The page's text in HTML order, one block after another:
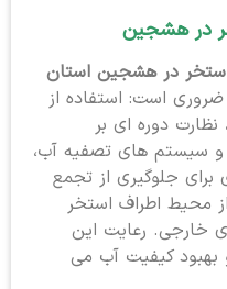
در هشجین
در هشجین استان
است: استفاده از
دوره ای بر
و سیستم های تصفیه آب،
جلوگیری از تجمع
محیط اطراف استخر
خارجی. رعایت این
کیفیت آب می